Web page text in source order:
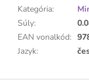
Kategória:
Súly:
EAN vonalkód:
Jazyk: